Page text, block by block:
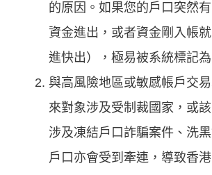
的原因。如果您的戶口突然
資金進出，或者資金剛入帳
進快出），極易被系統標記為
與高風險地區或敏感帳戶交
來對象涉及受制裁國家，或
涉及凍結戶口詐騙案件、洗
戶口亦會受到牽連，導致香